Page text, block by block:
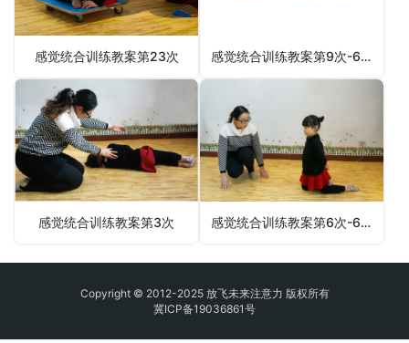
感觉统合训练教案第23次 感觉统合训练教案第9次-6月6日更新
感觉统合训练教案第3次 感觉统合训练教案第6次-6月3日更新
Copyright © 2012-2025 放飞未来注意力 版权所有
冀ICP备19036861号